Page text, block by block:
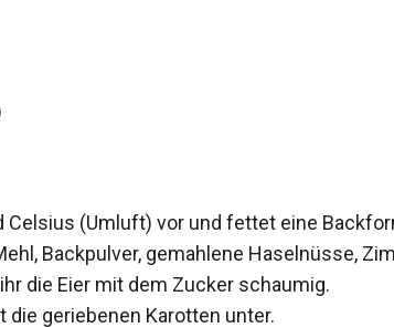
Celsius (Umluft) vor und fettet eine
Backpulver, gemahlene Haselnüsse,
die Eier mit dem Zucker schaumig.
die geriebenen Karotten unter.